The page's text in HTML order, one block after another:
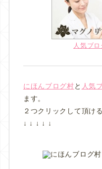
人気ブ
にほんブログ村と 人気
ます。
２つクリックして頂け
↓ ↓ ↓ ↓ ↓